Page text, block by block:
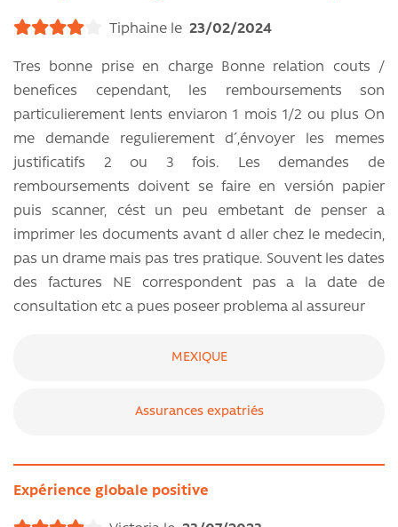
Tiphaine le 23/02/2024
Tres bonne prise en charge Bonne relation couts /
benefices cependant, les remboursements son
particulierement lents enviaron 1 mois 1/2 ou plus On
me demande regulierement d´,énvoyer les memes
justificatifs 2 ou 3 fois. Les demandes de
remboursements doivent se faire en versión papier
puis scanner, cést un peu embetant de penser a
imprimer les documents avant d aller chez le medecin,
pas un drame mais pas tres pratique. Souvent les dates
des factures NE correspondent pas a la date de
consultation etc a pues poseer problema al assureur
MEXIQUE
Assurances expatriés
Expérience globale positive